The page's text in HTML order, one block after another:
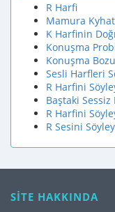
R Harfi
Mamura
K Harfinin
Konuşma
Konuşma
Sesli Harfleri
R Harfini
Baştaki
R Harfini
R Sesini
SİTE HAKKINDA